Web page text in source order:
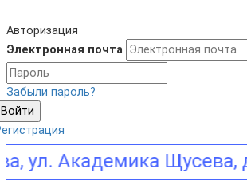
Авторизация
Электронная почта
Забыли пароль?
Войти
Академика Щусева, д. 5